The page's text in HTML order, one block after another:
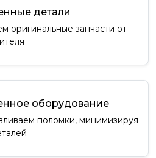
детали
оригинальные запчасти от
оборудование
поломки, минимизируя